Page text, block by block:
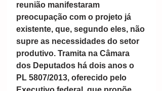
reunião manifestaram
preocupação com o projeto já
existente, que, segundo eles, não
supre as necessidades do setor
produtivo. Tramita na Câmara
dos Deputados há dois anos o
PL 5807/2013, oferecido pelo